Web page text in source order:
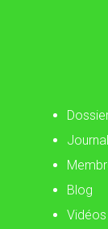
Journal
Blog
Vidéos